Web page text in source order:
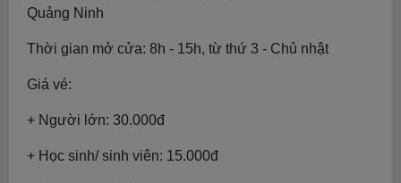
Quảng Ninh
Thời gian mở cửa: 8h - 15h, từ thứ 3 - Chủ nhật
Giá vé:
+ Người lớn: 30.000đ
+ Học sinh/ sinh viên: 15.000đ